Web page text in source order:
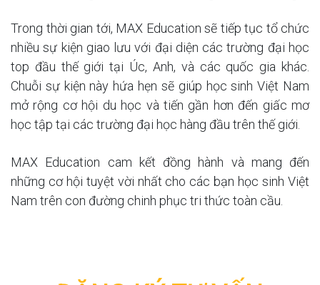
Trong thời gian tới, MAX Education sẽ tiếp tục tổ chức
nhiều sự kiện giao lưu với đại diện các trường đại học
top đầu thế giới tại Úc, Anh, và các quốc gia khác.
Chuỗi sự kiện này hứa hẹn sẽ giúp học sinh Việt Nam
mở rộng cơ hội du học và tiến gần hơn đến giấc mơ
học tập tại các trường đại học hàng đầu trên thế giới.
MAX Education cam kết đồng hành và mang đến
những cơ hội tuyệt vời nhất cho các bạn học sinh Việt
Nam trên con đường chinh phục tri thức toàn cầu.